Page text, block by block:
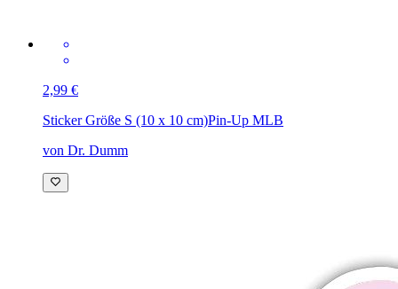
2,99 €
Sticker Größe S (10 x 10 cm)Pin-Up MLB
von Dr. Dumm